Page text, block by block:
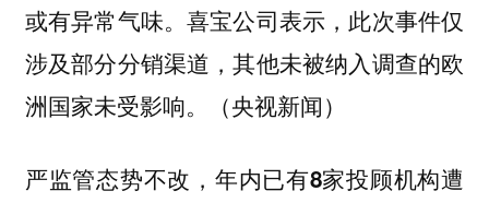
或有异常气味。喜宝公司表示，此次事件仅
涉及部分分销渠道，其他未被纳入调查的欧
洲国家未受影响。（央视新闻）
严监管态势不改，年内已有8家投顾机构遭